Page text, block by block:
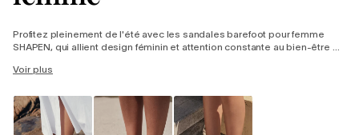
Profitez pleinement de l'été avec les sandales barefoot pour femme
SHAPEN, qui allient design féminin et attention constante au bien-être de
garantissent un contact parfait avec le sol, tandis que leur coupe
barefoot élégantes sont idéales pour accompagner les balades en ville
et les robes d'été de toutes les femmes en quête d'un confort naturel.
Voir plus